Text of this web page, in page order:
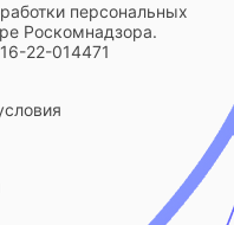
персональных
Роскомнадзора.
22-014471